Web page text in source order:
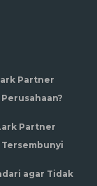
Partner
Partner
agar Tidak